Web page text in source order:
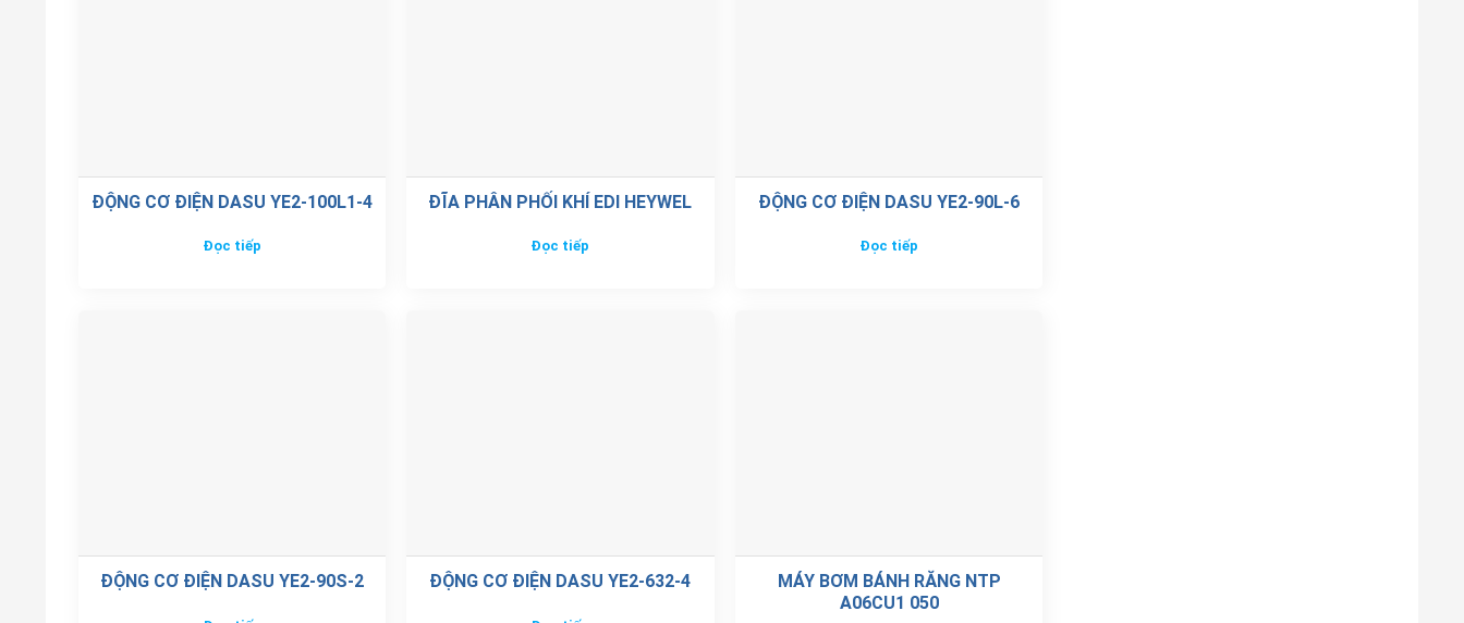
ĐỘNG CƠ ĐIỆN DASU YE2-100L1-4
Đọc tiếp
ĐĨA PHÂN PHỐI KHÍ EDI HEYWEL
Đọc tiếp
ĐỘNG CƠ ĐIỆN DASU YE2-90L-6
Đọc tiếp
ĐỘNG CƠ ĐIỆN DASU YE2-90S-2 ĐỘNG CƠ ĐIỆN DASU YE2-632-4
MÁY BƠM BÁNH RĂNG NTP
A06CU1 050